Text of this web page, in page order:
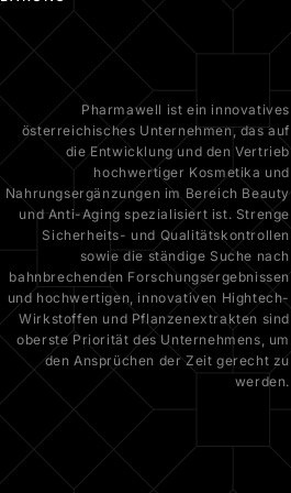
Pharmawell ist ein innovatives
österreichisches Unternehmen, das auf
die Entwicklung und den Vertrieb
hochwertiger Kosmetika und
Nahrungsergänzungen im Bereich Beauty
und Anti-Aging spezialisiert ist. Strenge
Sicherheits- und Qualitätskontrollen
sowie die ständige Suche nach
bahnbrechenden Forschungsergebnissen
und hochwertigen, innovativen Hightech-
Wirkstoffen und Pflanzenextrakten sind
oberste Priorität des Unternehmens, um
den Ansprüchen der Zeit gerecht zu
werden.